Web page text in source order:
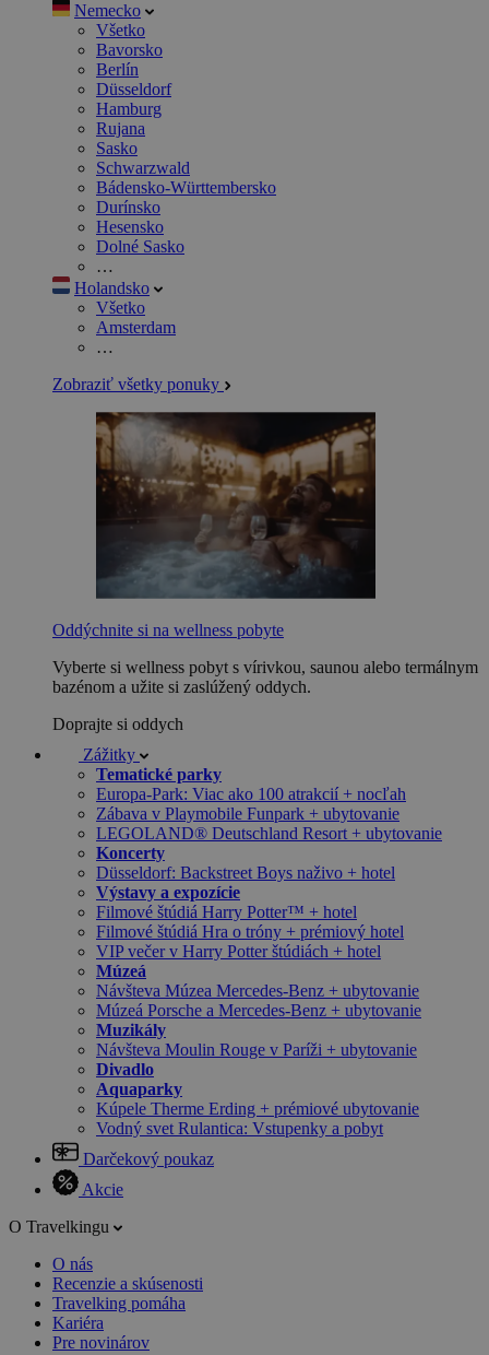
Nemecko
Všetko
Bavorsko
Berlín
Düsseldorf
Hamburg
Rujana
Sasko
Schwarzwald
Bádensko-Württembersko
Durínsko
Hesensko
Dolné Sasko
…
Holandsko
Všetko
Amsterdam
…
Zobraziť všetky ponuky
Oddýchnite si na wellness pobyte
Vyberte si wellness pobyt s vírivkou, saunou alebo termálnym
bazénom a užite si zaslúžený oddych.
Doprajte si oddych
Zážitky
Tematické parky
Europa-Park: Viac ako 100 atrakcií + nocľah
Zábava v Playmobile Funpark + ubytovanie
LEGOLAND® Deutschland Resort + ubytovanie
Koncerty
Düsseldorf: Backstreet Boys naživo + hotel
Výstavy a expozície
Filmové štúdiá Harry Potter™ + hotel
Filmové štúdiá Hra o tróny + prémiový hotel
VIP večer v Harry Potter štúdiách + hotel
Múzeá
Návšteva Múzea Mercedes-Benz + ubytovanie
Múzeá Porsche a Mercedes-Benz + ubytovanie
Muzikály
Návšteva Moulin Rouge v Paríži + ubytovanie
Divadlo
Aquaparky
Kúpele Therme Erding + prémiové ubytovanie
Vodný svet Rulantica: Vstupenky a pobyt
Darčekový poukaz
Akcie
O Travelkingu
O nás
Recenzie a skúsenosti
Travelking pomáha
Kariéra
Pre novinárov